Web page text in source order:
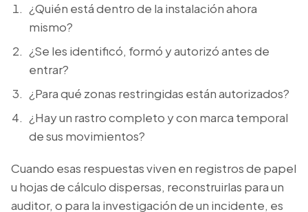
¿Quién está dentro de la instalación ahora
mismo?
¿Se les identificó, formó y autorizó antes de
entrar?
¿Para qué zonas restringidas están autorizados?
¿Hay un rastro completo y con marca temporal
de sus movimientos?
Cuando esas respuestas viven en registros de papel
u hojas de cálculo dispersas, reconstruirlas para un
auditor, o para la investigación de un incidente, es